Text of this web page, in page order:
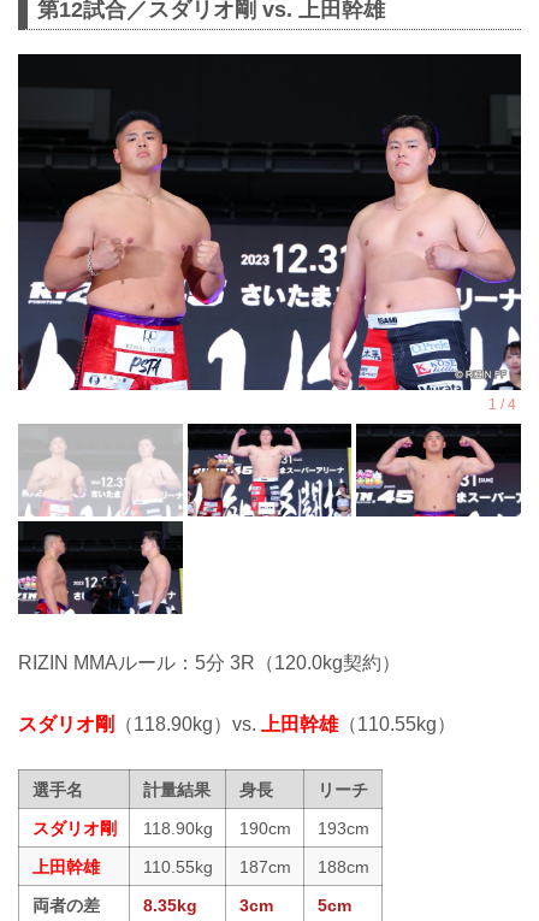
第12試合／スダリオ剛 vs. 上田幹雄
RIZIN MMAルール：5分 3R（120.0kg契約）
スダリオ剛 （118.90kg）vs. 上田幹雄（110.55kg）
選手名 計量結果 身長
リーチ
スダリオ剛
118.90kg 190cm
193cm
上田幹雄
110.55kg 187cm
188cm
両者の差
8.35kg 3cm 5cm